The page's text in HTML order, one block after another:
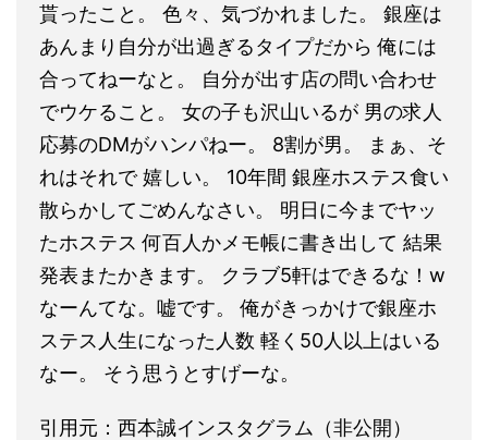
貰ったこと。 色々、気づかれました。 銀座は
あんまり自分が出過ぎるタイプだから 俺には
合ってねーなと。 自分が出す店の問い合わせ
でウケること。 女の子も沢山いるが 男の求人
応募のDMがハンパねー。 8割が男。 まぁ、そ
れはそれで 嬉しい。 10年間 銀座ホステス食い
散らかしてごめんなさい。 明日に今までヤッ
たホステス 何百人かメモ帳に書き出して 結果
発表またかきます。 クラブ5軒はできるな！w
なーんてな。嘘です。 俺がきっかけで銀座ホ
ステス人生になった人数 軽く50人以上はいる
なー。 そう思うとすげーな。
引用元：西本誠インスタグラム（非公開）